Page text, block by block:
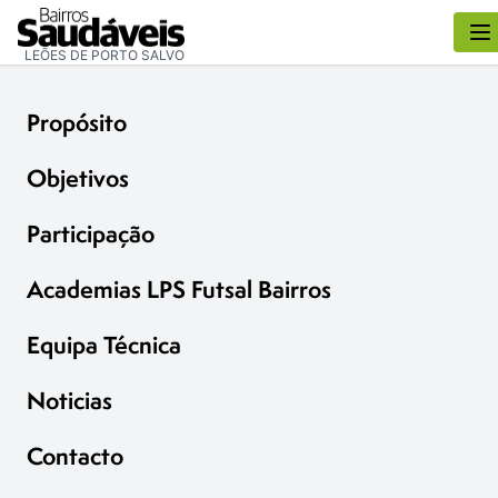
LEÕES DE PORTO SALVO
Propósito
Objetivos
Participação
Academias LPS Futsal Bairros
Equipa Técnica
Noticias
Contacto